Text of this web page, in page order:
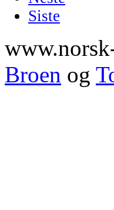
Siste
Broen og